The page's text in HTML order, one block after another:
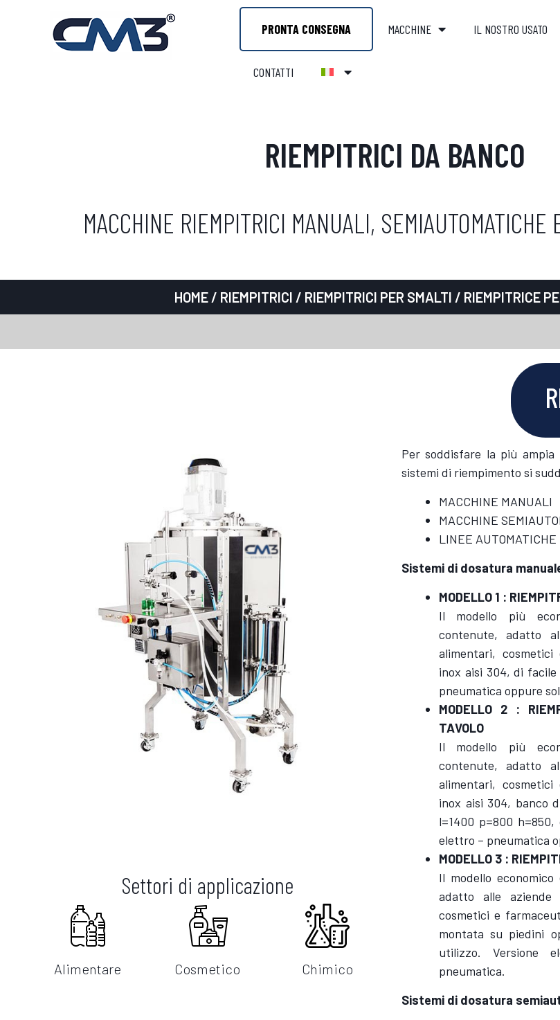
PRONTA CONSEGNA MACCHINE IL NOSTRO USATO
CONTATTI
RIEMPITRICI DA BANCO
MACCHINE RIEMPITRICI MANUALI, SEMIAUTOMATICHE
HOME/ RIEMPITRICI / RIEMPITRICI PER SMALTI / RIEMPITRICE
Settori di applicazione
Alimentare Cosmetico Chimico
Per soddisfare la più
sistemi di riempimento si
MACCHINE MANUALI
MACCHINE
LINEE AUTOMATICHE
Sistemi di dosatura
MODELLO 1 :
Il modello più
contenute, adatto
alimentari,
inox aisi 304, di
pneumatica oppure
MODELLO 2 :
TAVOLO
Il modello più
contenute, adatto
alimentari,
inox aisi 304, banco
l=1400 p=800
elettro – pneumatica
MODELLO 3 :
Il modello
adatto alle aziende
cosmetici e
montata su piedini
utilizzo. Versione
pneumatica.
Sistemi di dosatura